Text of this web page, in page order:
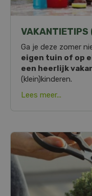
VAKANTIETIPS
Ga je deze zomer
eigen tuin of op
een heerlijk
(klein)kinderen.
Lees meer...